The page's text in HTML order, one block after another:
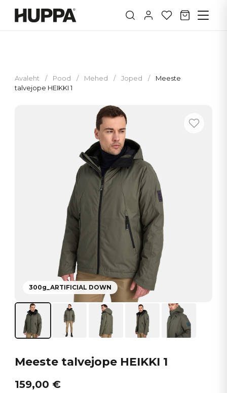
Avaleht / Pood / Mehed / Joped /
Meeste
talvejope HEIKKI 1
300g_ARTIFICIAL DOWN
Meeste talvejope HEIKKI 1
159,00 €